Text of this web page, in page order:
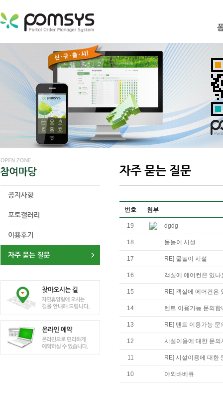
번호 첨부
19 dgdg
18 물놀이 시설
17 RE] 물놀이 시설
16 객실에 에어컨은 있나
15 RE] 객실에 에어컨은
14 텐트 이용가능 문의합
13 RE] 텐트 이용가능 문
12 시설이용에 대한 문의
11 RE] 시설이용에 대한
10 야외바베큐